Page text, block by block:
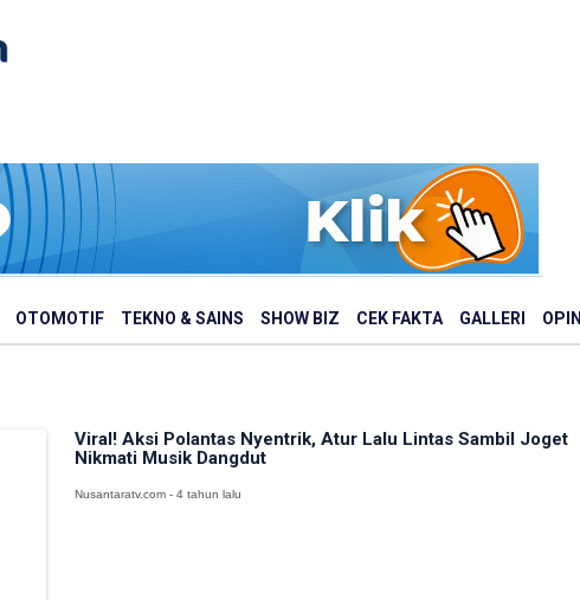
OTOMOTIF TEKNO & SAINS SHOW BIZ CEK FAKTA GALLERI OPINI
Viral! Aksi Polantas Nyentrik, Atur Lalu Lintas Sambil Joget
Nikmati Musik Dangdut
Nusantaratv.com - 4 tahun lalu